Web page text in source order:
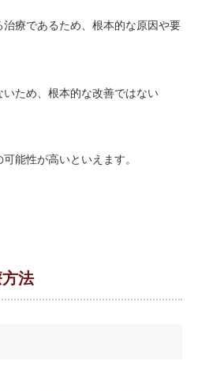
療であるため、根本的な原因や要
ため、根本的な改善ではない
能性が高いといえます。
法